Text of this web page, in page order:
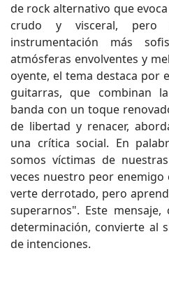
de rock alternativo que
crudo y visceral, pero
instrumentación más
atmósferas envolventes y
oyente, el tema destaca por
guitarras, que combinan
banda con un toque
de libertad y renacer,
una crítica social. En
somos víctimas de
veces nuestro peor
verte derrotado, pero
superarnos". Este
determinación, convierte al
de intenciones.